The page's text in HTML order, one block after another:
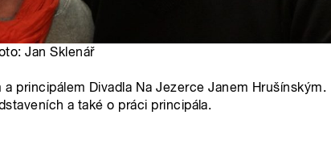
Jan Sklenář
principálem Divadla Na Jezerce Janem Hrušínským.
a také o práci principála.